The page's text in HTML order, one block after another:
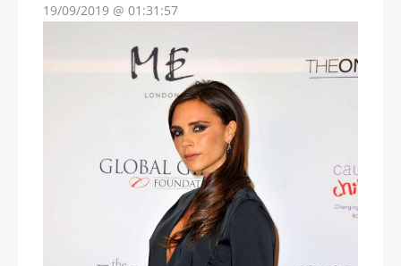
19/09/2019 @ 01:31:57